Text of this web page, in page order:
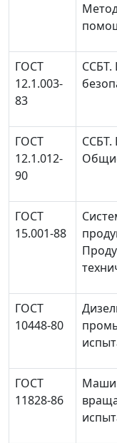
ГОСТ
12.1.003-
83
ГОСТ
12.1.012-
90
ССБТ.
ГОСТ
15.001-88
ГОСТ
10448-80
ГОСТ
11828-86